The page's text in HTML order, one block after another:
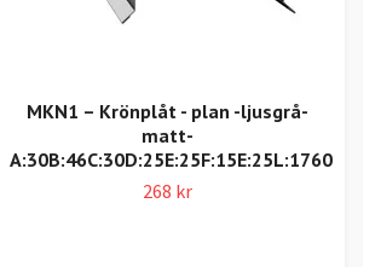
MKN1 – Krönplåt - plan -ljusgrå-
matt-
A:30B:46C:30D:25E:25F:15E:25L:1760
268 kr